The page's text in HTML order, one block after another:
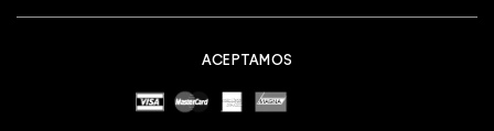
ACEPTAMOS